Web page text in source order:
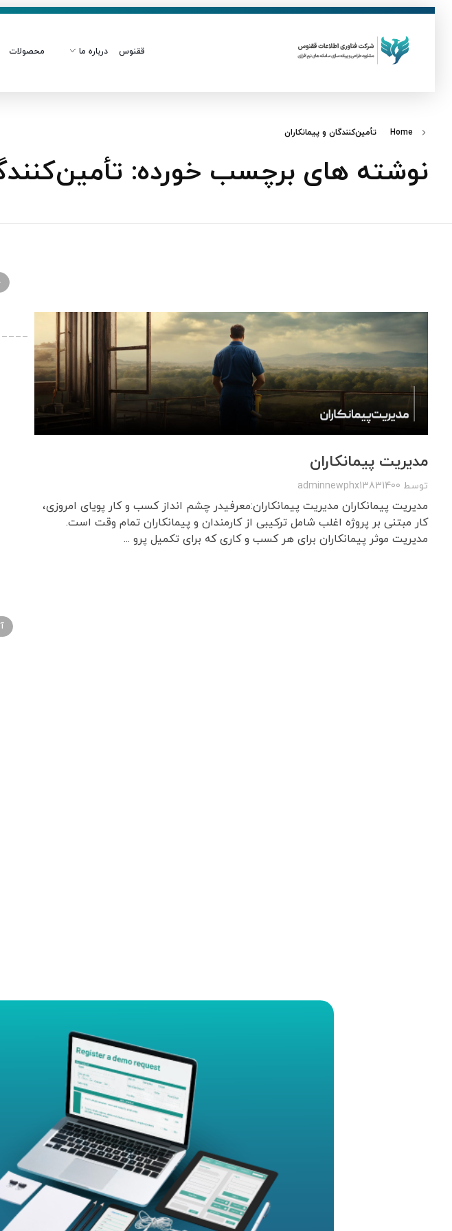
ققنوس درباره ما محصولات
Home تأمین‌کنندگان و پیمانکاران
نوشته های برچسب خورده:
مدیریت پیمانکاران
توسط adminnewphx13831400
مدیریت پیمانکاران مدیریت پیمانکاران:معرفیدر چشم انداز کسب و کار پویای امروزی،
کار مبتنی بر پروژه اغلب شامل ترکیبی از کارمندان و پیمانکاران تمام وقت است.
مدیریت موثر پیمانکاران برای هر کسب و کاری که برای تکمیل پرو ...